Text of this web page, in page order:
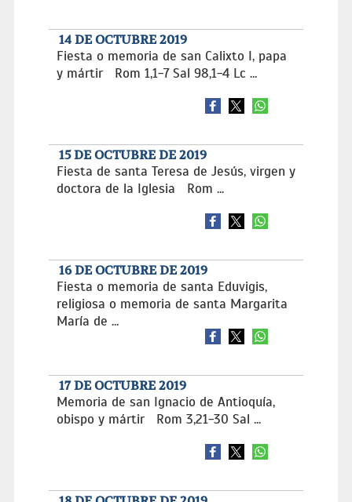
14 DE OCTUBRE 2019
Fiesta o memoria de san Calixto I, papa
y mártir Rom 1,1-7 Sal 98,1-4 Lc ...
15 DE OCTUBRE DE 2019
Fiesta de santa Teresa de Jesús, virgen y
doctora de la Iglesia Rom ...
16 DE OCTUBRE DE 2019
Fiesta o memoria de santa Eduvigis,
religiosa o memoria de santa Margarita
María de ...
17 DE OCTUBRE 2019
Memoria de san Ignacio de Antioquía,
obispo y mártir Rom 3,21-30 Sal ...